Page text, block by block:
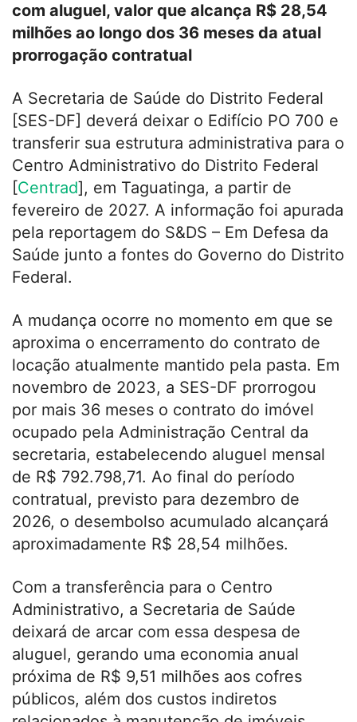
com aluguel, valor que alcança R$ 28,54
milhões ao longo dos 36 meses da atual
prorrogação contratual
A Secretaria de Saúde do Distrito Federal
[SES-DF] deverá deixar o Edifício PO 700 e
transferir sua estrutura administrativa para o
Centro Administrativo do Distrito Federal
[Centrad], em Taguatinga, a partir de
fevereiro de 2027. A informação foi apurada
pela reportagem do S&DS – Em Defesa da
Saúde junto a fontes do Governo do Distrito
Federal.
A mudança ocorre no momento em que se
aproxima o encerramento do contrato de
locação atualmente mantido pela pasta. Em
novembro de 2023, a SES-DF prorrogou
por mais 36 meses o contrato do imóvel
ocupado pela Administração Central da
secretaria, estabelecendo aluguel mensal
de R$ 792.798,71. Ao final do período
contratual, previsto para dezembro de
2026, o desembolso acumulado alcançará
aproximadamente R$ 28,54 milhões.
Com a transferência para o Centro
Administrativo, a Secretaria de Saúde
deixará de arcar com essa despesa de
aluguel, gerando uma economia anual
próxima de R$ 9,51 milhões aos cofres
públicos, além dos custos indiretos